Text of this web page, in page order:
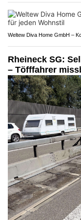
Weltew Diva Home GmbH –
Rheineck SG:
– Töfffahrer